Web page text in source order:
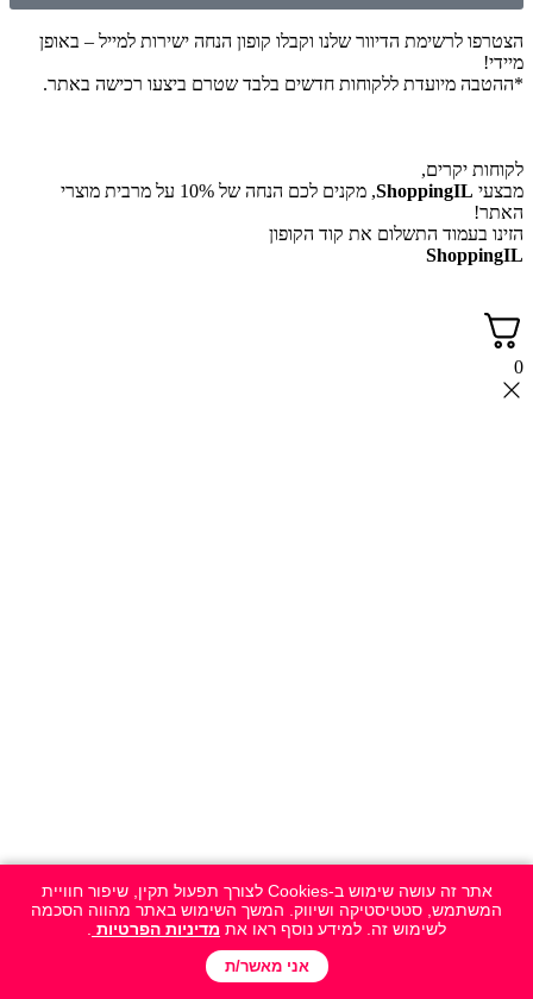
אתר זה עושה שימוש ב-Cookies לצורך תפעול תקין, שיפור חוויית
המשתמש, סטטיסטיקה ושיווק. המשך השימוש באתר מהווה הסכמה
לשימוש זה. למידע נוסף ראו את מדיניות הפרטיות
אני מאשר/ת
הצטרפו לרשימת הדיוור שלנו וקבלו קופון הנחה ישירות למייל – באופן
מיידי!
*ההטבה מיועדת ללקוחות חדשים בלבד שטרם ביצעו רכישה באתר.
לקוחות יקרים,
מבצעי ShoppingIL
, מקנים לכם הנחה של 10% על מרבית מוצרי
האתר!
הזינו בעמוד התשלום את קוד הקופון
ShoppingIL
0